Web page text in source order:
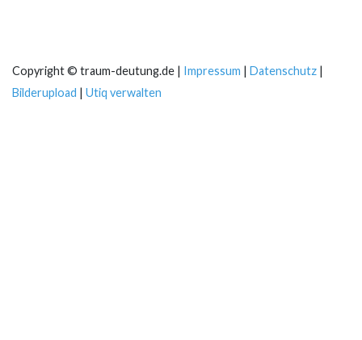
Copyright © traum-deutung.de | Impressum | Datenschutz |
Bilderupload | Utiq verwalten